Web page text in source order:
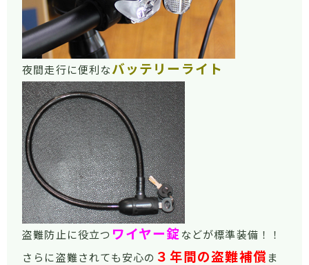
夜間走行に便利なバッテリーライト
盗難防止に役立つ ワイヤー錠 などが標準装備！！
さらに盗難されても安心の ３年間の盗難補償 ま